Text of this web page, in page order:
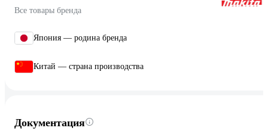
Все товары бренда
Япония — родина бренда
Китай — страна производства
Документация